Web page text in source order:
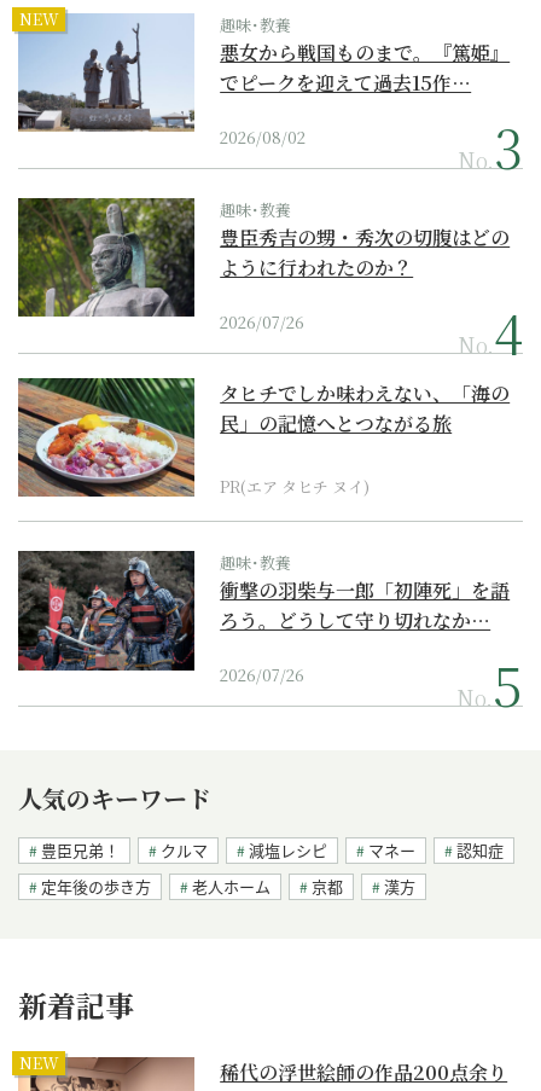
NEW 趣味･教養
悪女から戦国ものまで。『篤姫』
でピークを迎えて過去15作…
2026/08/02
No.
趣味･教養
豊臣秀吉の甥・秀次の切腹はどの
ように行われたのか？
2026/07/26
No.
タヒチでしか味わえない、「海の
民」の記憶へとつながる旅
PR(エア タヒチ ヌイ)
趣味･教養
衝撃の羽柴与一郎「初陣死」を語
ろう。どうして守り切れなか…
2026/07/26
No.
人気のキーワード
豊臣兄弟！ クルマ 減塩レシピ マネー
認知症
定年後の歩き方
老人ホーム 京都 漢方
新着記事
NEW
稀代の浮世絵師の作品200点余り